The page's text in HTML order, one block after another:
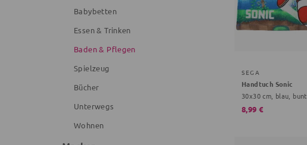
Babybetten
Essen & Trinken
Baden & Pflegen
Spielzeug
Bücher
Unterwegs
Wohnen
SEGA
Handtuch Sonic
30x30 cm, blau, bunt
8,99 €